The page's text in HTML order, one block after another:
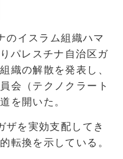
のイスラム組織ハマ
パレスチナ自治区ガ
織の解散を発表し、
会（テクノクラート
を開いた。
を実効支配してき
転換を示している。